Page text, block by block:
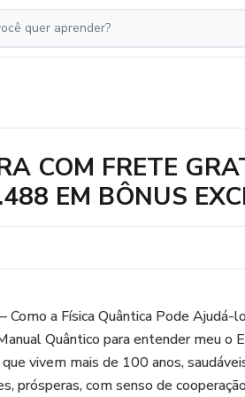
COM FRETE
EM BÔNUS
Como a Física Quântica Pode Ajudá-
Quântico para entender meu o
vivem mais de 100 anos,
prósperas, com senso de